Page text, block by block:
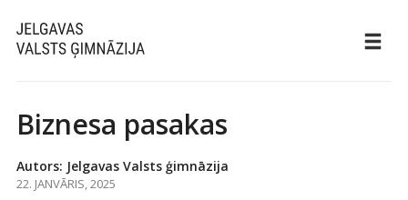
Biznesa pasakas
Autors: Jelgavas Valsts ģimnāzija
22. JANVĀRIS, 2025